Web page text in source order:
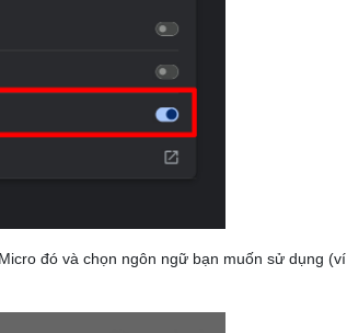
đó và chọn ngôn ngữ bạn muốn sử dụng (ví